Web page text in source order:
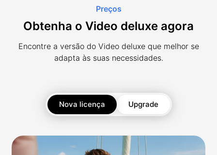
Preços
Obtenha o Video deluxe agora
Encontre a versão do Video deluxe que melhor se
adapta às suas necessidades.
Nova licença Upgrade